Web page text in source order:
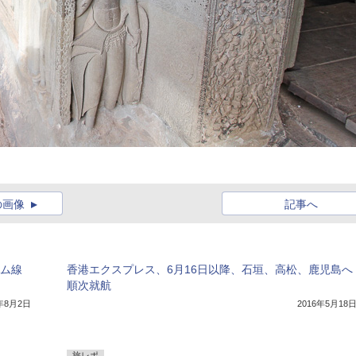
記事へ
像
線
8月2日
香港エクスプレス、6月16日以降、石垣、高松、鹿児島へ
順次就航
2016年5月18日